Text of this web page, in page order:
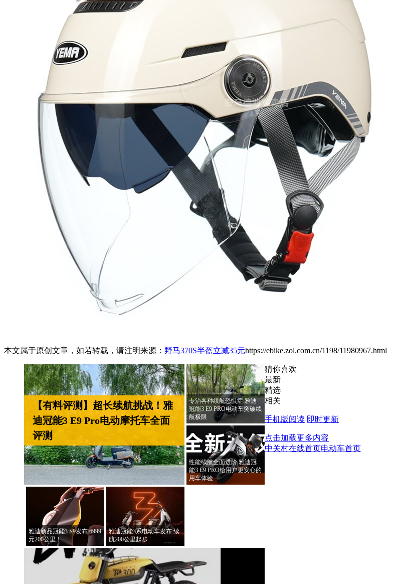
本文属于原创文章，如若转载，请注明来源： 野马370S半盔立减35元https://ebike.zol.com.cn/1198/11980967.html
【有料评测】超长续航挑战！雅
迪冠能3 E9 Pro电动摩托车全面
评测
专治各种续航恐惧症 雅迪
冠能3 E9 PRO电动车突破续
航极限
性能续航全面进阶 雅迪冠
能3 E9 PRO给用户更安心的
用车体验
雅迪新品冠能3 S9发布 6999
元200公里！
雅迪冠能3系电动车发布 续
航200公里起步
猜你喜欢
最新
精选
相关
手机版阅读 即时更新
点击加载更多内容
中关村在线首页电动车首页